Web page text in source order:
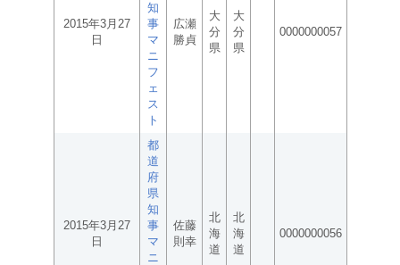
2015年3月27
日
知
事
マ
ニ
フ
ェ
ス
ト
広瀬
勝貞
大
分
県
大
分
県
0000000057
2015年3月27
日
都
道
府
県
知
事
マ
ニ
佐藤
則幸
北
海
道
北
海
道
0000000056